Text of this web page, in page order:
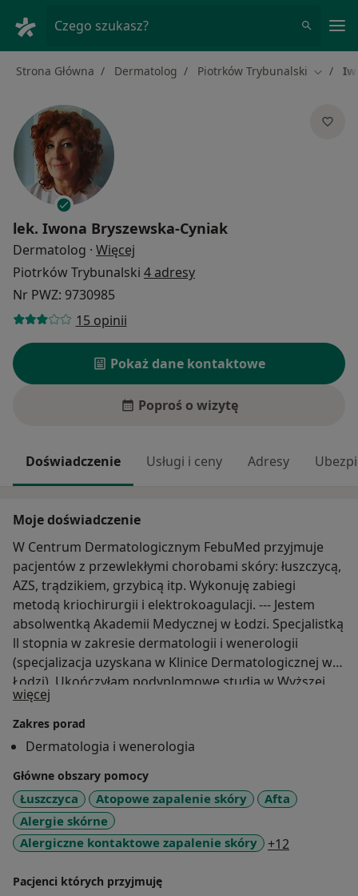
Czego szukasz?
Strona Główna Dermatolog Piotrków Trybunalski Zmień
lek. Iwona Bryszewska-Cyniak
Dermatolog · Więcej
Piotrków Trybunalski 4 adresy
Nr PWZ: 9730985
15 opinii
Pokaż dane kontaktowe
Poproś o wizytę
Doświadczenie Usługi i ceny Adresy
Moje doświadczenie
W Centrum Dermatologicznym FebuMed przyjmuje
pacjentów z przewlekłymi chorobami skóry: łuszczycą,
AZS, trądzikiem, grzybicą itp. Wykonuję zabiegi
metodą kriochirurgii i elektrokoagulacji. --- Jestem
absolwentką Akademii Medycznej w Łodzi. Specjalistką
ll stopnia w zakresie dermatologii i wenerologii
(specjalizacja uzyskana w Klinice Dermatologicznej w
Łodzi). Ukończyłam podyplomowe studia w Wyższej
Szkole Nauk Społecznych w Lublinie z kosmetologii.
Uczestniczę w licznych kursach i szkoleniach dla
lekarzy potwierdzonych certyfikatami z zakresu
dermatologii, dermatologii estetycznej oraz
alergologii.
więcej
Zakres porad
Dermatologia i wenerologia
Główne obszary pomocy
Łuszczyca Atopowe zapalenie skóry
Afta
Alergie skórne
Alergiczne kontaktowe zapalenie skóry
+12
Pacjenci których przyjmuję